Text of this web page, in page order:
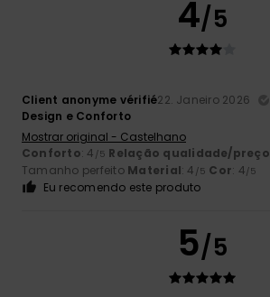
4/5
Client anonyme vérifié22. Janeiro 2026
Design e Conforto
Mostrar original - Castelhano
Conforto: 4 /5 Relação qualidade/preço
Tamanho perfeito Material: 4 /5 Cor: 4/5
Eu recomendo este produto
5/5